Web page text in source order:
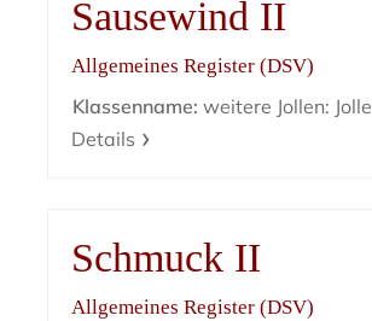
Sausewind II
Allgemeines Register (DSV)
Klassenname: weitere Jollen: Jolle
Details
Schmuck II
Allgemeines Register (DSV)